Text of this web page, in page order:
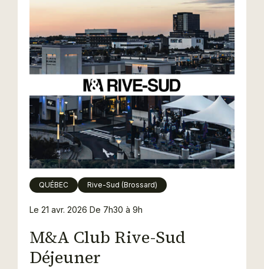
M&A Club Rive-Sud
Déjeuner
Le 21 avr. 2026 De 7h30 à 9h
QUÉBEC Rive-Sud (Brossard)